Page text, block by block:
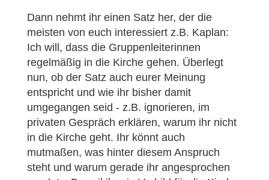
Dann nehmt ihr einen Satz her, der die
meisten von euch interessiert z.B. Kaplan:
Ich will, dass die Gruppenleiterinnen
regelmäßig in die Kirche gehen. Überlegt
nun, ob der Satz auch eurer Meinung
entspricht und wie ihr bisher damit
umgegangen seid - z.B. ignorieren, im
privaten Gespräch erklären, warum ihr nicht
in die Kirche geht. Ihr könnt auch
mutmaßen, was hinter diesem Anspruch
steht und warum gerade ihr angesprochen